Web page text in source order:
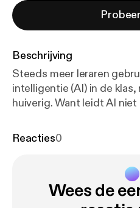
Beschrijving
Steeds meer leraren
intelligentie (AI) in de klas,
huiverig. Want leidt AI
AI? Frank Boer gaat in gesprek met Ines Springael
dat was een zorgvuldig proces. Meer
vandaag? Ga naar
Reacties0
Wees de